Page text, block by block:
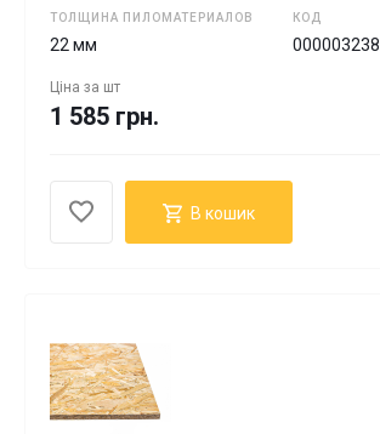
ТОЛЩИНА ПИЛОМАТЕРИАЛОВ
22 мм
КОД
000003238
Ціна за шт
1 585 грн.
В кошик